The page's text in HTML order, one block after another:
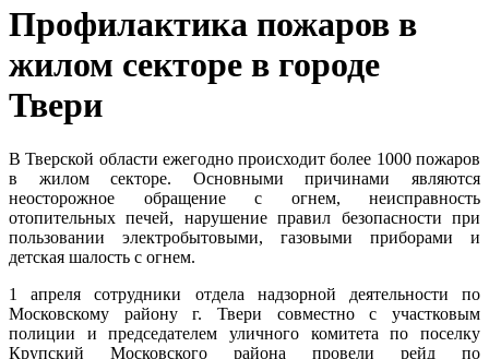
Профилактика пожаров в
жилом секторе в городе
Твери
В Тверской области ежегодно происходит более 1000 пожаров
в жилом секторе. Основными причинами являются
неосторожное обращение с огнем, неисправность
отопительных печей, нарушение правил безопасности при
пользовании электробытовыми, газовыми приборами и
детская шалость с огнем.
1 апреля сотрудники отдела надзорной деятельности по
Московскому району г. Твери совместно с участковым
полиции и председателем уличного комитета по поселку
Крупский Московского района провели рейд по